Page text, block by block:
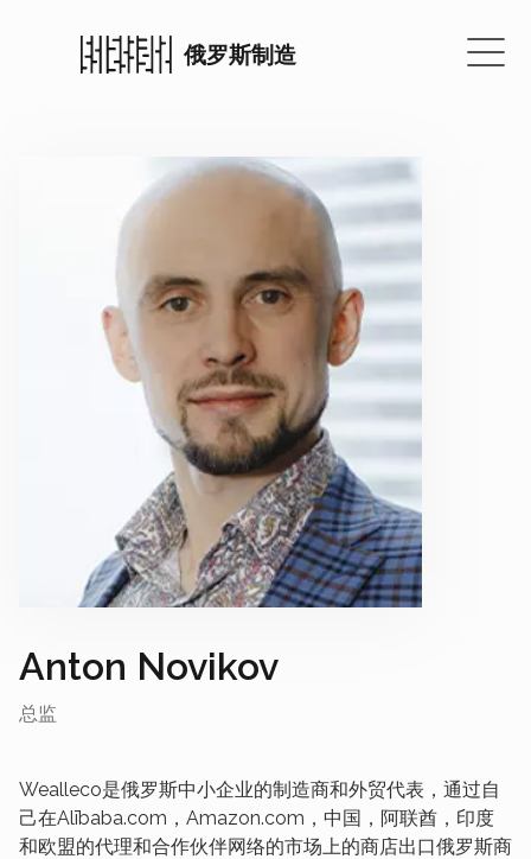
俄罗斯制造
Anton Novikov
总监
Wealleco是俄罗斯中小企业的制造商和外贸代表，通过自
己在Alībaba.com，Amazon.com，中国，阿联酋，印度
和欧盟的代理和合作伙伴网络的市场上的商店出口俄罗斯商